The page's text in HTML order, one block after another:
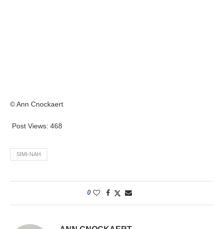
© Ann Cnockaert
Post Views: 468
SIMI-NAH
0